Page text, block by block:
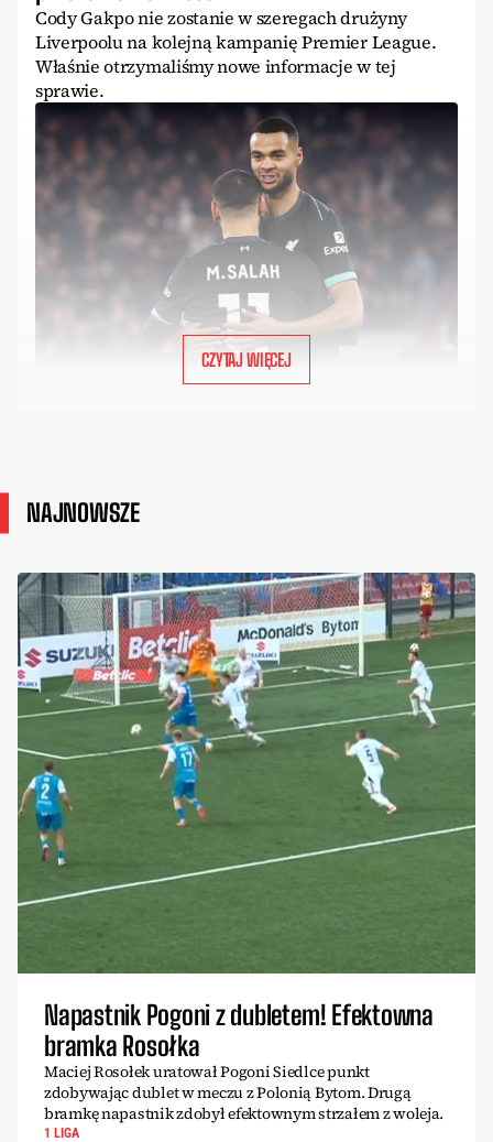
Cody Gakpo nie zostanie w szeregach drużyny
Liverpoolu na kolejną kampanię Premier League.
Właśnie otrzymaliśmy nowe informacje w tej
sprawie.
CZYTAJ WIĘCEJ
NAJNOWSZE
Napastnik Pogoni z dubletem! Efektowna
bramka Rosołka
Maciej Rosołek uratował Pogoni Siedlce punkt
zdobywając dublet w meczu z Polonią Bytom. Drugą
bramkę napastnik zdobył efektownym strzałem z woleja.
1 LIGA